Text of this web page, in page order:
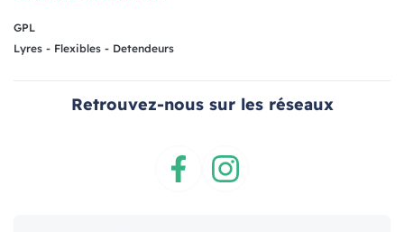
GPL
Lyres - Flexibles - Detendeurs
Retrouvez-nous sur les réseaux